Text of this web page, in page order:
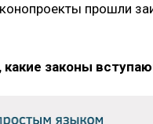
прошли
законы